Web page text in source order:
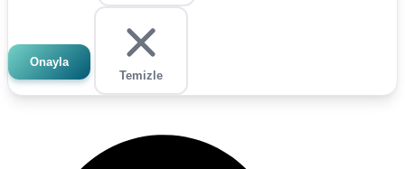
Onayla
Temizle